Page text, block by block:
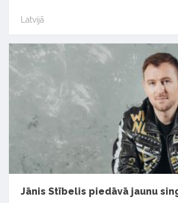
Latvijā
Jānis Stībelis piedāvā jaunu